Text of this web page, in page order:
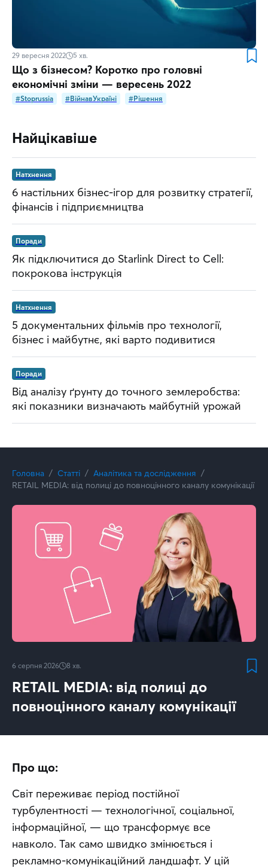
29 вересня 2022 5 хв.
Що з бізнесом? Коротко про головні
економічні зміни — вересень 2022
#Stoprussia #ВійнавУкраїні #Рішення
Найцікавіше
Натхнення
6 настільних бізнес-ігор для розвитку стратегії,
фінансів і підприємництва
Поради
Як підключитися до Starlink Direct to Cell:
покрокова інструкція
Натхнення
5 документальних фільмів про технології,
бізнес і майбутнє, які варто подивитися
Поради
Від аналізу ґрунту до точного землеробства:
які показники визначають майбутній урожай
Головна Статті
Аналітика та дослідження
RETAIL MEDIA: від полиці до повноцінного каналу комунікації
6 серпня 2026 8 хв.
RETAIL MEDIA: від полиці до
повноцінного каналу комунікації
Про що:
Світ переживає період постійної
турбулентності — технологічної, соціальної,
інформаційної, — що трансформує все
навколо. Так само швидко змінюється і
рекламно-комунікаційний ландшафт. У цій